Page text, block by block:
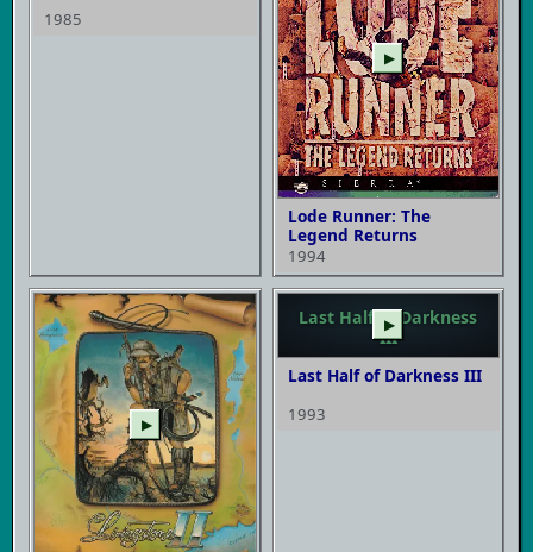
1985
▶
Lode Runner: The
Legend Returns
1994
▶
Last Half of Darkness
III
▶
Last Half of Darkness III
1993